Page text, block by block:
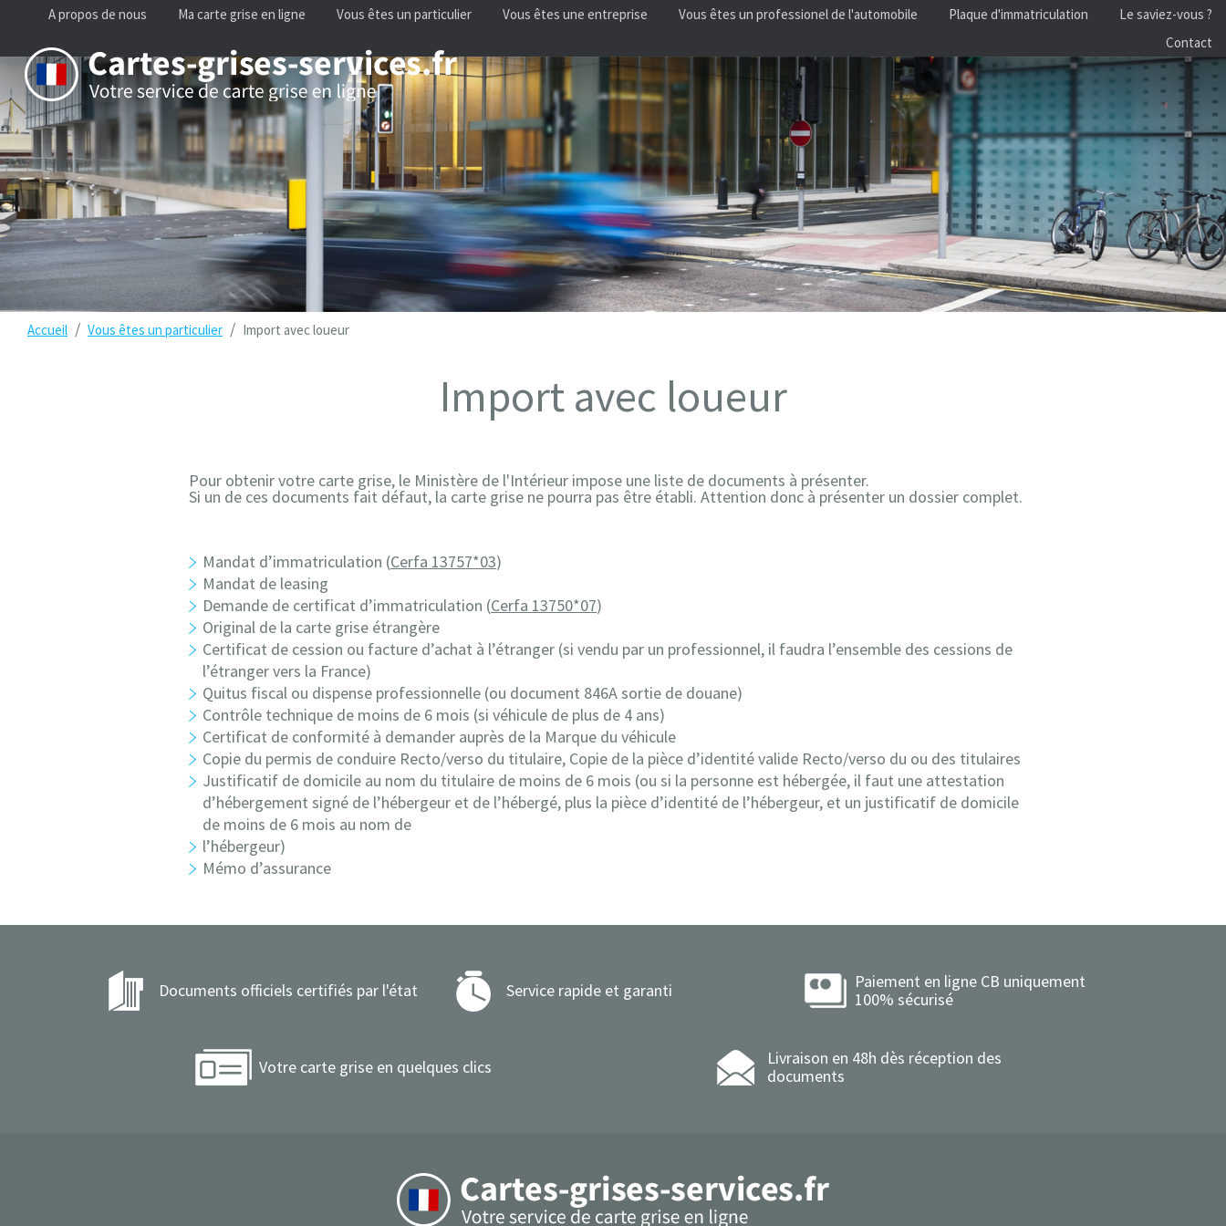
A propos de nous Ma carte grise en ligne Vous êtes un particulier Vous êtes une entreprise Vous êtes un professionel de l'automobile Plaque d'immatriculation
Le saviez-vous ?
Contact
Accueil / Vous êtes un particulier / Import avec loueur
Import avec loueur
Pour obtenir votre carte grise, le Ministère de l'Intérieur impose une liste de documents à présenter.
Si un de ces documents fait défaut, la carte grise ne pourra pas être établi. Attention donc à présenter un dossier complet.
Mandat d’immatriculation (Cerfa 13757*03)
Mandat de leasing
Demande de certificat d’immatriculation (Cerfa 13750*07)
Original de la carte grise étrangère
Certificat de cession ou facture d’achat à l’étranger (si vendu par un professionnel, il faudra l’ensemble des cessions de
l’étranger vers la France)
Quitus fiscal ou dispense professionnelle (ou document 846A sortie de douane)
Contrôle technique de moins de 6 mois (si véhicule de plus de 4 ans)
Certificat de conformité à demander auprès de la Marque du véhicule
Copie du permis de conduire Recto/verso du titulaire, Copie de la pièce d’identité valide Recto/verso du ou des titulaires
Justificatif de domicile au nom du titulaire de moins de 6 mois (ou si la personne est hébergée, il faut une attestation
d’hébergement signé de l’hébergeur et de l’hébergé, plus la pièce d’identité de l’hébergeur, et un justificatif de domicile
de moins de 6 mois au nom de
l’hébergeur)
Mémo d’assurance
Documents officiels certifiés par l'état Service rapide et garanti
Paiement en ligne CB uniquement
100% sécurisé
Votre carte grise en quelques clics
Livraison en 48h dès réception des
documents